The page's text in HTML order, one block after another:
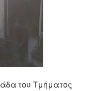
του Τμήματος